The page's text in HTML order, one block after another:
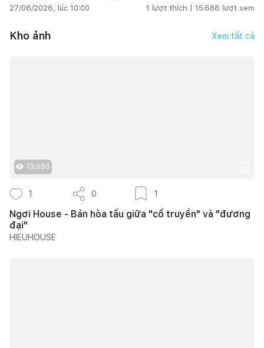
27/06/2026, lúc 10:00 1 lượt thích | 15.686 lượt xem
Kho ảnh Xem tất cả
13.080
1 0 1
Ngơi House - Bản hòa tấu giữa "cổ truyền" và "đương
đại"
HIEUHOUSE